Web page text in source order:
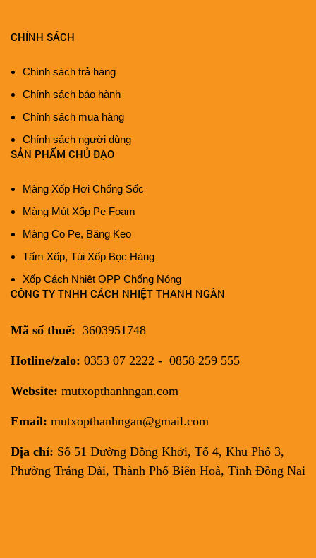
CHÍNH SÁCH
Chính sách trả hàng
Chính sách bảo hành
Chính sách mua hàng
Chính sách người dùng
SẢN PHẨM CHỦ ĐẠO
Màng Xốp Hơi Chống Sốc
Màng Mút Xốp Pe Foam
Màng Co Pe, Băng Keo
Tấm Xốp, Túi Xốp Bọc Hàng
Xốp Cách Nhiệt OPP Chống Nóng
CÔNG TY TNHH CÁCH NHIỆT THANH NGÂN
Mã số thuế: 3603951748
Hotline/zalo: 0353 07 2222 - 0858 259 555
Website: mutxopthanhngan.com
Email: mutxopthanhngan@gmail.com
Địa chỉ: Số 51 Đường Đồng Khởi, Tổ 4, Khu Phố 3,
Phường Trảng Dài, Thành Phố Biên Hoà, Tỉnh Đồng Nai